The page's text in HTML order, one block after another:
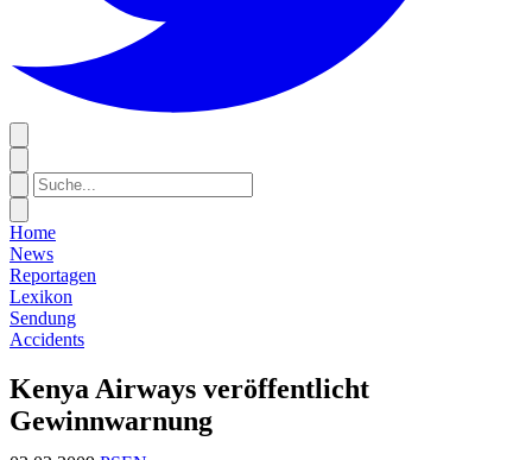
Home
News
Reportagen
Lexikon
Sendung
Accidents
Kenya Airways veröffentlicht
Gewinnwarnung